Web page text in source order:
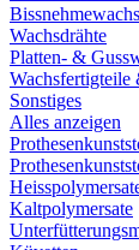
Wachsdrähte
Platten- &
Wachsfertigteile
Sonstiges
Alles anzeigen
Kaltpolymersate